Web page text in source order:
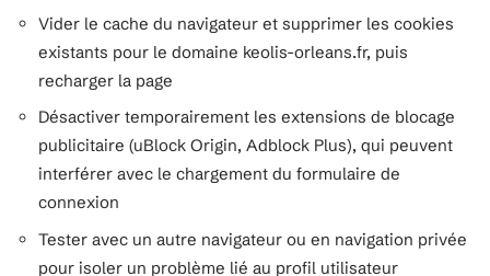
Vider le cache du navigateur et supprimer les cookies
existants pour le domaine keolis-orleans.fr, puis
recharger la page
Désactiver temporairement les extensions de blocage
publicitaire (uBlock Origin, Adblock Plus), qui peuvent
interférer avec le chargement du formulaire de
connexion
Tester avec un autre navigateur ou en navigation privée
pour isoler un problème lié au profil utilisateur